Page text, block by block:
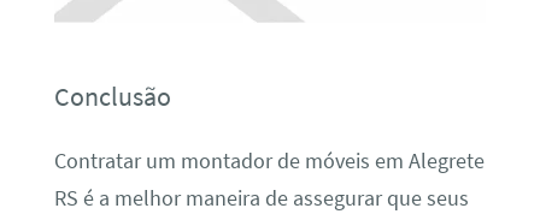
Conclusão
Contratar um montador de móveis em Alegrete
RS é a melhor maneira de assegurar que seus